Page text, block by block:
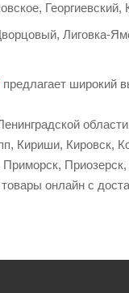
Лиговка-
предлагает широкий
Кириши,
онлайн с